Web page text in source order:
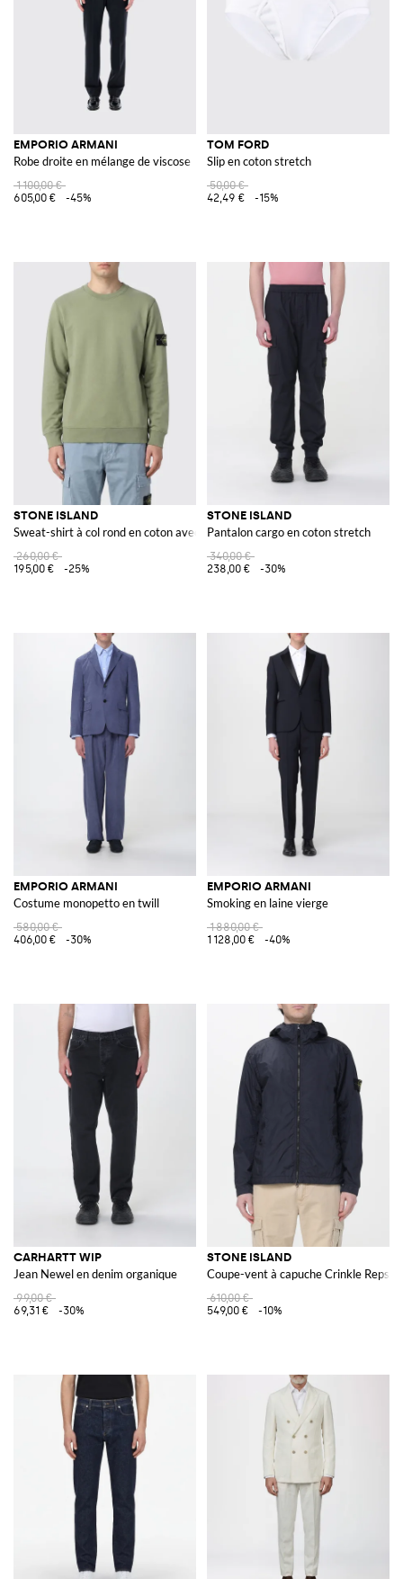
EMPORIO ARMANI
Robe droite en mélange de viscose
1 100,00 €
605,00 €
-45%
TOM FORD
Slip en coton stretch
50,00 €
42,49 €
-15%
STONE ISLAND
Sweat-shirt à col rond en coton avec badge
260,00 €
195,00 €
-25%
STONE ISLAND
Pantalon cargo en coton stretch
340,00 €
238,00 €
-30%
EMPORIO ARMANI
Costume monopetto en twill
580,00 €
406,00 €
-30%
EMPORIO ARMANI
Smoking en laine vierge
1 880,00 €
1 128,00 €
-40%
CARHARTT WIP
Jean Newel en denim organique
99,00 €
69,31 €
-30%
STONE ISLAND
Coupe-vent à capuche Crinkle Reps
610,00 €
549,00 €
-10%